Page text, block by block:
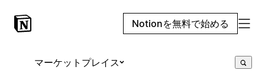
Notionを無料で始める
マーケットプレイス